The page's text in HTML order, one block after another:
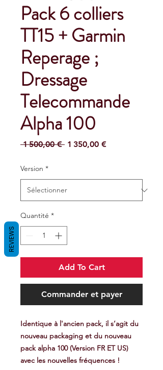
Pack 6 colliers
TT15 + Garmin
Reperage ;
Dressage
Telecommande
Alpha 100
1 500,00 € Prix
1 350,00 €Prix
Version *
Quantité *
Add To Cart
Commander et payer
Identique à l'ancien pack, il s’agit du
nouveau packaging et du nouveau
pack alpha 100 (Version FR ET US)
avec les nouvelles fréquences !
REVIEWS